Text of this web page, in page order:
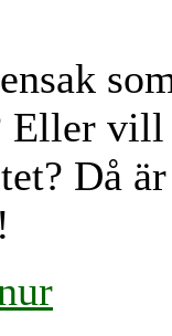
Eller vill
Då